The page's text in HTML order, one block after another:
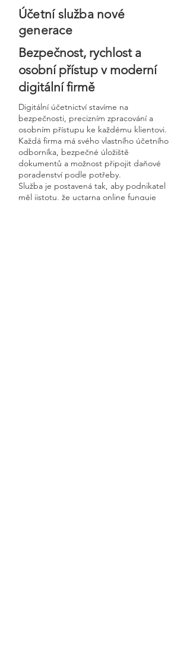
Účetní služba nové
generace
Bezpečnost, rychlost a
osobní přístup v moderní
digitální firmě
Digitální účetnictví stavíme na
bezpečnosti, precizním zpracování a
osobním přístupu ke každému klientovi.
Každá firma má svého vlastního účetního
odborníka, bezpečné úložiště
dokumentů a možnost připojit daňové
poradenství podle potřeby.
Služba je postavená tak, aby podnikatel
měl jistotu, že uctarna online funguje